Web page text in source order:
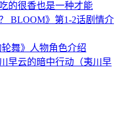
的很香也是一种才能
BLOOM》第1-2话剧情介
轮舞》人物角色介绍
早云的暗中行动（夷川早